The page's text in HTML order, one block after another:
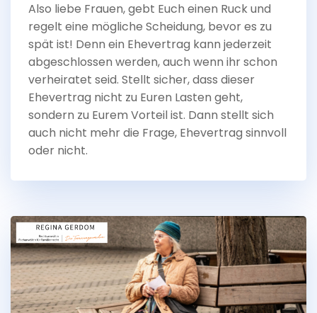
Also liebe Frauen, gebt Euch einen Ruck und
regelt eine mögliche Scheidung, bevor es zu
spät ist! Denn ein Ehevertrag kann jederzeit
abgeschlossen werden, auch wenn ihr schon
verheiratet seid. Stellt sicher, dass dieser
Ehevertrag nicht zu Euren Lasten geht,
sondern zu Eurem Vorteil ist. Dann stellt sich
auch nicht mehr die Frage, Ehevertrag sinnvoll
oder nicht.